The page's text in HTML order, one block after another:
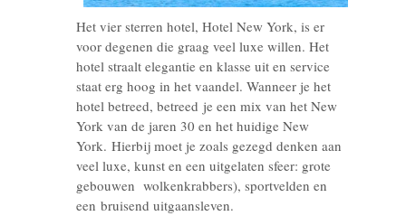
Het vier sterren hotel, Hotel New York, is er
voor degenen die graag veel luxe willen. Het
hotel straalt elegantie en klasse uit en service
staat erg hoog in het vaandel. Wanneer je het
hotel betreed, betreed je een mix van het New
York van de jaren 30 en het huidige New
York. Hierbij moet je zoals gezegd denken aan
veel luxe, kunst en een uitgelaten sfeer: grote
gebouwen wolkenkrabbers), sportvelden en
een bruisend uitgaansleven.